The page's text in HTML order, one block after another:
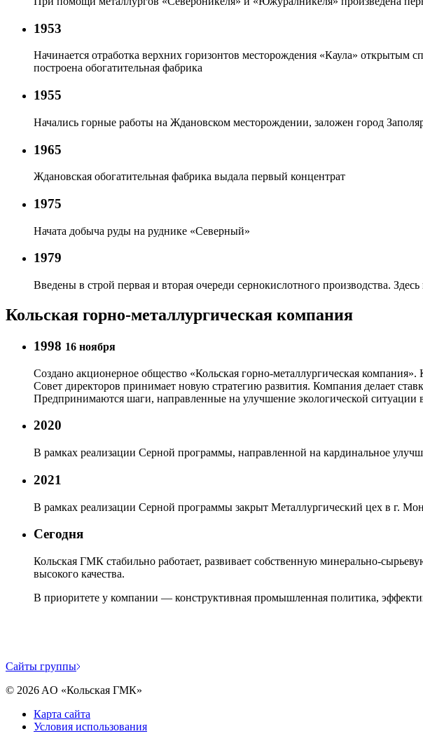
1953
Начинается отработка верхних горизонтов месторождения «Каула» открытым
построена обогатительная фабрика
1955
Начались горные работы на Ждановском месторождении, заложен город
1965
Ждановская обогатительная фабрика выдала первый концентрат
1975
Начата добыча руды на руднике «Северный»
1979
Введены в строй первая и вторая очереди сернокислотного производства.
Кольская горно-металлургическая компания
1998 16 ноября
Создано акционерное общество «Кольская горно-металлургическая
Совет директоров принимает новую стратегию развития. Компания делает
Предпринимаются шаги, направленные на улучшение экологической ситуации
2020
В рамках реализации Серной программы, направленной на кардинальное
2021
В рамках реализации Серной программы закрыт Металлургический цех в г.
Сегодня
Кольская ГМК стабильно работает, развивает собственную минерально-
высокого качества.
В приоритете у компании — конструктивная промышленная политика,
Cайты группы
© 2026 AO «Кольская ГМК»
Карта сайта
Условия использования